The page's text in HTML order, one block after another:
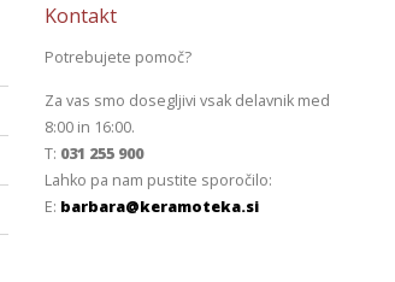
Kontakt
Potrebujete pomoč?
Za vas smo dosegljivi vsak delavnik med
8:00 in 16:00.
T: 031 255 900
Lahko pa nam pustite sporočilo:
E: barbara@keramoteka.si